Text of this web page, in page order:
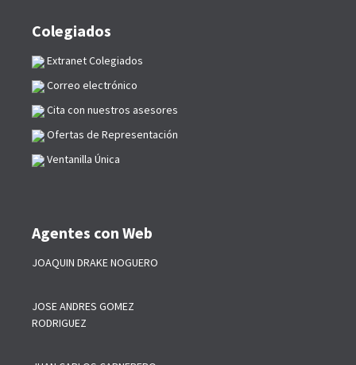
Colegiados
Extranet Colegiados
Correo electrónico
Cita con nuestros asesores
Ofertas de Representación
Ventanilla Única
Agentes con Web
JOAQUIN DRAKE NOGUERO
JOSE ANDRES GOMEZ
RODRIGUEZ